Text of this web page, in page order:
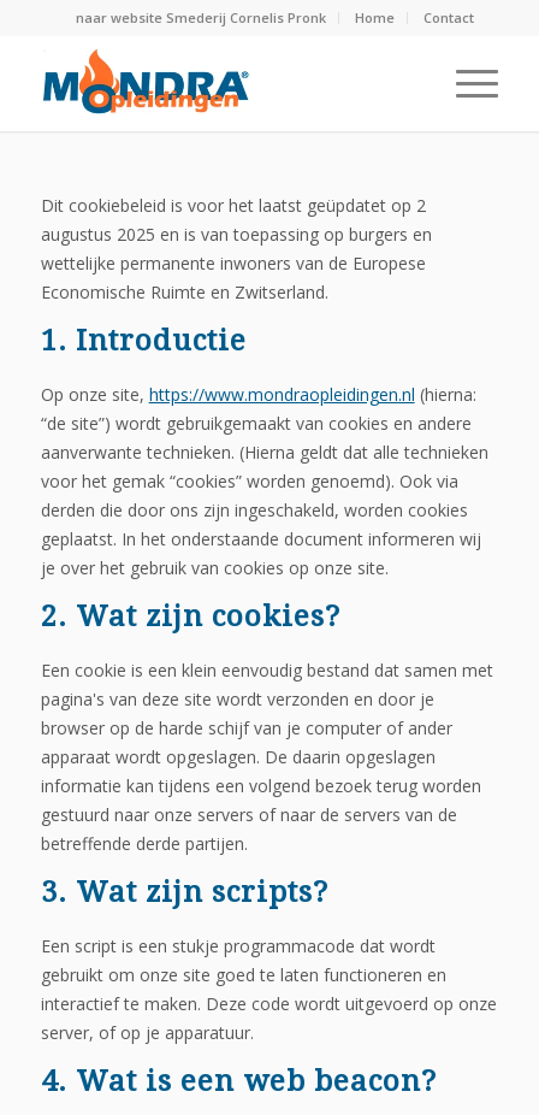
naar website Smederij Cornelis Pronk Home Contact
Dit cookiebeleid is voor het laatst geüpdatet op 2
augustus 2025 en is van toepassing op burgers en
wettelijke permanente inwoners van de Europese
Economische Ruimte en Zwitserland.
1. Introductie
Op onze site, https://www.mondraopleidingen.nl (hierna:
“de site”) wordt gebruikgemaakt van cookies en andere
aanverwante technieken. (Hierna geldt dat alle technieken
voor het gemak “cookies” worden genoemd). Ook via
derden die door ons zijn ingeschakeld, worden cookies
geplaatst. In het onderstaande document informeren wij
je over het gebruik van cookies op onze site.
2. Wat zijn cookies?
Een cookie is een klein eenvoudig bestand dat samen met
pagina's van deze site wordt verzonden en door je
browser op de harde schijf van je computer of ander
apparaat wordt opgeslagen. De daarin opgeslagen
informatie kan tijdens een volgend bezoek terug worden
gestuurd naar onze servers of naar de servers van de
betreffende derde partijen.
3. Wat zijn scripts?
Een script is een stukje programmacode dat wordt
gebruikt om onze site goed te laten functioneren en
interactief te maken. Deze code wordt uitgevoerd op onze
server, of op je apparatuur.
4. Wat is een web beacon?